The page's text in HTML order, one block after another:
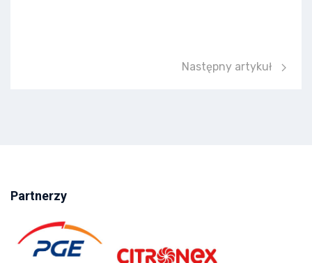
Następny artykuł:
Następny artykuł
Partnerzy